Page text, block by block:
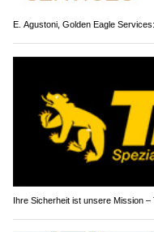
E. Agustoni, Golden Eagle
Ihre Sicherheit ist unsere Mission